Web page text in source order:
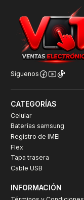
Síguenos
CATEGORÍAS
Celular
Baterías samsung
Registro de IMEI
Flex
Tapa trasera
Cable USB
INFORMACIÓN